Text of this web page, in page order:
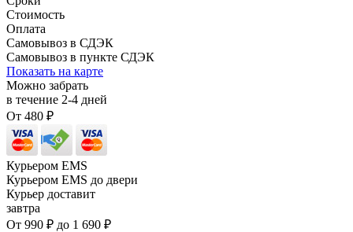
Стоимость
Оплата
Самовывоз в СДЭК
Самовывоз в пункте СДЭК
Показать на карте
Можно забрать
в течение 2-4 дней
От 480 ₽
Курьером EMS
Курьером EMS до двери
Курьер доставит
завтра
От 990 ₽ до 1 690 ₽